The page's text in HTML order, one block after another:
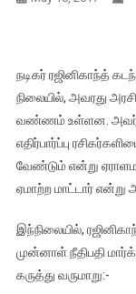
நடிகர் ரஜினிகாந்த்
நிலையில், அவரது
வண்ணம் உள்ளன. அவர்
எதிர்பார்ப்பு
வேண்டும் என்று
ஏமாற்ற மாட்டார் என்று
இந்நிலையில்,
முன்னாள் நீதிபதி
கருத்து வருமாறு:-